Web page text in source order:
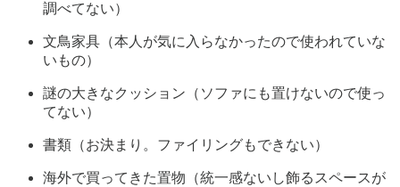
調べてない）
文鳥家具（本人が気に入らなかったので使われていな
いもの）
謎の大きなクッション（ソファにも置けないので使っ
てない）
書類（お決まり。ファイリングもできない）
海外で買ってきた置物（統一感ないし飾るスペースが